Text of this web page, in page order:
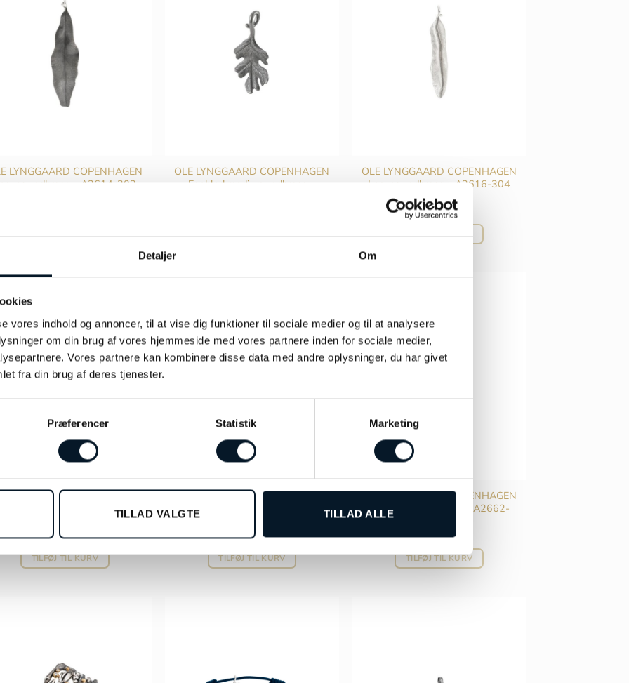
Detaljer Om
vores indhold og annoncer, til at vise dig funktioner til sociale medier og til at analysere
om din brug af vores hjemmeside med vores partnere inden for sociale medier,
Vores partnere kan kombinere disse data med andre oplysninger, du har givet
fra din brug af deres tjenester.
Præferencer Statistik Marketing
TILLAD VALGTE TILLAD ALLE
LYNGGAARD COPENHAGEN
vedhæng – A2614-302
TILFØJ TIL KURV
OLE LYNGGAARD COPENHAGEN
Egeblad medium vedhæng –
TILFØJ TIL KURV
OLE LYNGGAARD COPENHAGEN
Leaves vedhæng – A2616-304
kr.1.900,00
TILFØJ TIL KURV
LYNGGAARD COPENHAGEN
Leaves vedhæng A2613-301
kr.1.200,00
TILFØJ TIL KURV
OLE LYNGGAARD COPENHAGEN
Michel ring – A3052-301
kr.3.500,00
TILFØJ TIL KURV
OLE LYNGGAARD COPENHAGEN
Lotus spire vedhæng – A2662-
kr.8.900,00
TILFØJ TIL KURV